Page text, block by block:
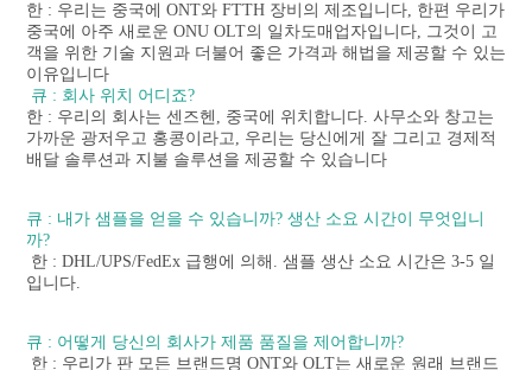
한 : 우리는 중국에 ONT와 FTTH 장비의 제조입니다, 한편 우리가
중국에 아주 새로운 ONU OLT의 일차도매업자입니다, 그것이 고
객을 위한 기술 지원과 더불어 좋은 가격과 해법을 제공할 수 있는
이유입니다
큐 : 회사 위치 어디죠?
한 : 우리의 회사는 센즈헨, 중국에 위치합니다. 사무소와 창고는
가까운 광저우고 홍콩이라고, 우리는 당신에게 잘 그리고 경제적
배달 솔루션과 지불 솔루션을 제공할 수 있습니다
큐 : 내가 샘플을 얻을 수 있습니까? 생산 소요 시간이 무엇입니
까?
입니다.
큐 : 어떻게 당신의 회사가 제품 품질을 제어합니까?